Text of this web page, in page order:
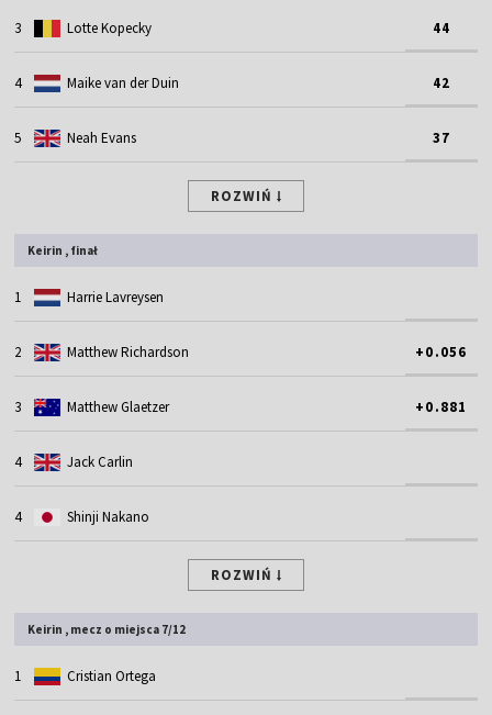
3 Lotte Kopecky 44
4 Maike van der Duin 42
5 Neah Evans 37
ROZWIŃ
Keirin , finał
1 Harrie Lavreysen
2 Matthew Richardson +0.056
3 Matthew Glaetzer +0.881
4 Jack Carlin
4 Shinji Nakano
ROZWIŃ
Keirin , mecz o miejsca 7/12
1 Cristian Ortega